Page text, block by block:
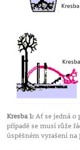
Kresba 1:Ať se jedná o
případě se musí růže
úspěšném vyrašení